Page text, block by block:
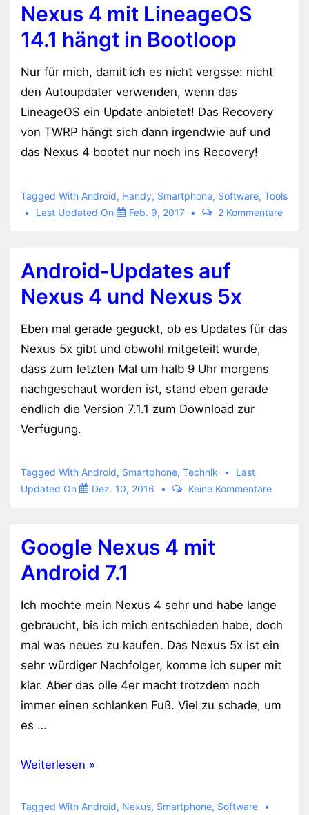
Nexus 4 mit LineageOS
14.1 hängt in Bootloop
Nur für mich, damit ich es nicht vergsse: nicht
den Autoupdater verwenden, wenn das
LineageOS ein Update anbietet! Das Recovery
von TWRP hängt sich dann irgendwie auf und
das Nexus 4 bootet nur noch ins Recovery!
Tagged With Android, Handy, Smartphone, Software, Tools
Last Updated On
Feb. 9, 2017 2 Kommentare
Android-Updates auf
Nexus 4 und Nexus 5x
Eben mal gerade geguckt, ob es Updates für das
Nexus 5x gibt und obwohl mitgeteilt wurde,
dass zum letzten Mal um halb 9 Uhr morgens
nachgeschaut worden ist, stand eben gerade
endlich die Version 7.1.1 zum Download zur
Verfügung.
Tagged With Android, Smartphone, Technik
Last
Updated On
Dez. 10, 2016 Keine Kommentare
Google Nexus 4 mit
Android 7.1
Ich mochte mein Nexus 4 sehr und habe lange
gebraucht, bis ich mich entschieden habe, doch
mal was neues zu kaufen. Das Nexus 5x ist ein
sehr würdiger Nachfolger, komme ich super mit
klar. Aber das olle 4er macht trotzdem noch
immer einen schlanken Fuß. Viel zu schade, um
es …
Google
4
Weiterlesen »
Tagged With Android, Nexus, Smartphone, Software